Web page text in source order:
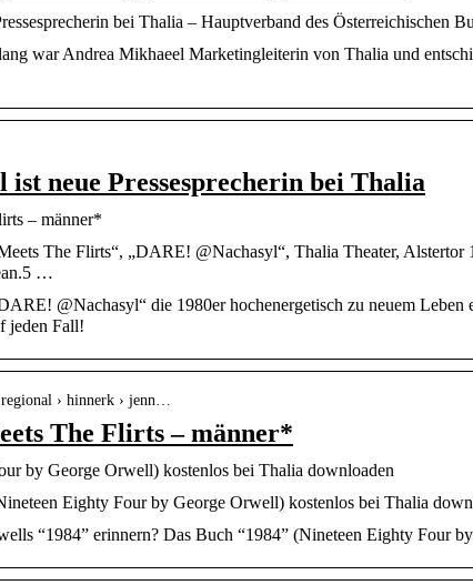
bei Thalia – Hauptverband des Österreichischen
war Andrea Mikhaeel Marketingleiterin von Thalia und
neue Pressesprecherin bei Thalia
– männer*
The Flirts“, „DARE! @Nachasyl“, Thalia Theater,
…
@Nachasyl“ die 1980er hochenergetisch zu neuem
jeden Fall!
› hinnerk › jenn…
The Flirts – männer*
by George Orwell) kostenlos bei Thalia downloaden
Eighty Four by George Orwell) kostenlos bei Thalia
“1984” erinnern? Das Buch “1984” (Nineteen Eighty Four